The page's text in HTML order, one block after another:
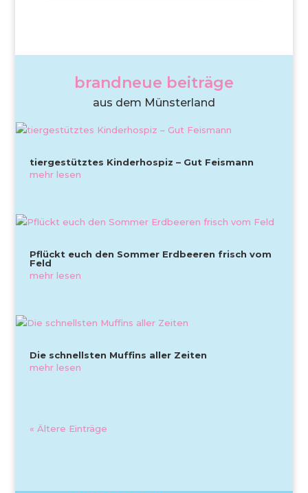
brandneue beiträge
aus dem Münsterland
tiergestütztes Kinderhospiz – Gut Feismann
mehr lesen
Pflückt euch den Sommer Erdbeeren frisch vom
Feld
mehr lesen
Die schnellsten Muffins aller Zeiten
mehr lesen
« Ältere Einträge